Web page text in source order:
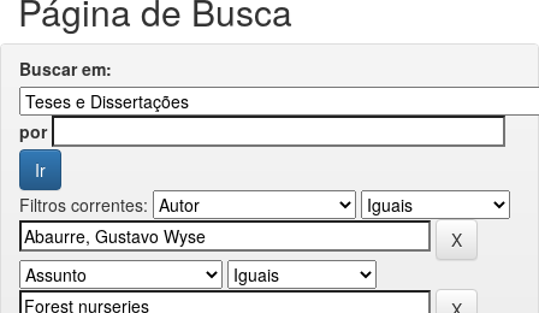
Página de Busca
Buscar em:
por
Filtros correntes: